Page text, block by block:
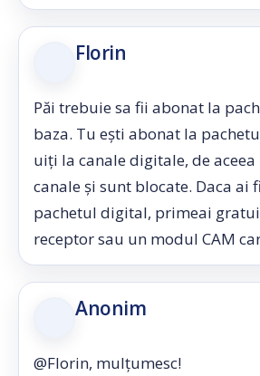
Florin
Păi trebuie sa fii abonat la
baza. Tu ești abonat la
uiți la canale digitale, de
canale și sunt blocate. Daca ai
pachetul digital, primeai
receptor sau un modul CAM
Anonim
@Florin, mulțumesc!